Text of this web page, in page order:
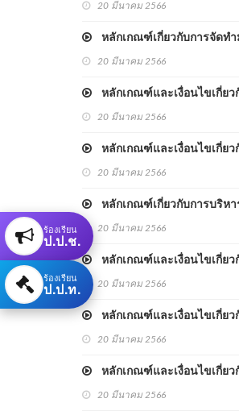
20 มีนาคม 2566
หลักเกณฑ์เกี่ยวกับการจัดท
20 มีนาคม 2566
หลักเกณฑ์และเงื่อนไขเกี่ยว
20 มีนาคม 2566
หลักเกณฑ์และเงื่อนไขเกี่ยว
20 มีนาคม 2566
หลักเกณฑ์เกี่ยวกับการบริห
20 มีนาคม 2566
หลักเกณฑ์และเงื่อนไขเกี่ยว
20 มีนาคม 2566
หลักเกณฑ์และเงื่อนไขเกี่ยว
20 มีนาคม 2566
หลักเกณฑ์และเงื่อนไขเกี่ยว
20 มีนาคม 2566
ร้องเรียน
ป.ป.ช.
ร้องเรียน
ป.ป.ท.